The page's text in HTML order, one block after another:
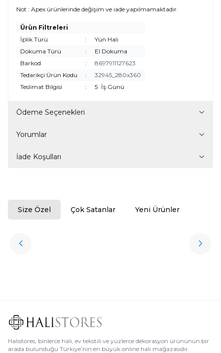
Not : Apex ürünlerinde değişim ve iade yapılmamaktadır.
Ürün Filtreleri
İplik Türü
:
Yün Halı
Dokuma Türü
:
El Dokuma
Barkod
:
8697911127623
Tedarikçi Ürün Kodu
:
32945_280x360
Teslimat Bilgisi
: 5 İş Günü
Ödeme Seçenekleri
Yorumlar
İade Koşulları
Size Özel Çok Satanlar Yeni Ürünler
Favorilere Ekle
Halıstores
3.909,80
Halıstores, binlerce halı, ev tekstili ve yüzlerce dekorasyon ürününün bir
arada bulunduğu Türkiye’nin en büyük online halı mağazasıdır.